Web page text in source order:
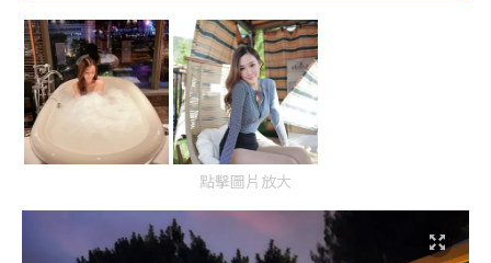
點擊圖片放大